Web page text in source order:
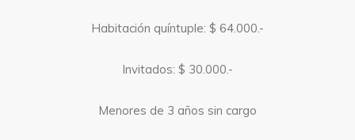
Habitación quíntuple: $ 64.000.-
Invitados: $ 30.000.-
Menores de 3 años sin cargo